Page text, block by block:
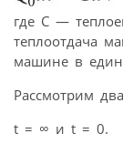
где С —
теплоотдача
машине в
Рассмотрим
t = ∞ и t = 0.